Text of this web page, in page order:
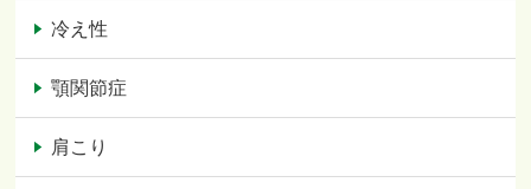
冷え性
顎関節症
肩こり